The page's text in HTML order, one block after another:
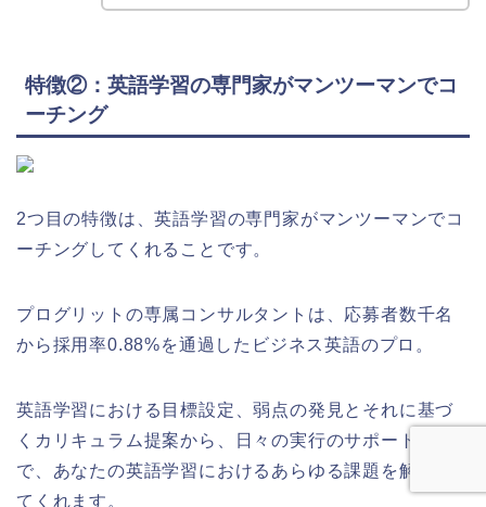
特徴②：英語学習の専門家がマンツーマンでコ
ーチング
2つ目の特徴は、英語学習の専門家がマンツーマンでコ
ーチングしてくれることです。
プログリットの専属コンサルタントは、応募者数千名
から採用率0.88%を通過したビジネス英語のプロ。
英語学習における目標設定、弱点の発見とそれに基づ
くカリキュラム提案から、日々の実行のサポートま
で、あなたの英語学習におけるあらゆる課題を解決し
てくれます。